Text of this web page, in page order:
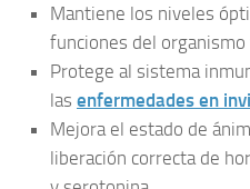
Mantiene los niveles
funciones del
Protege al sistema
las enfermedades en
Mejora el estado de
liberación correcta de